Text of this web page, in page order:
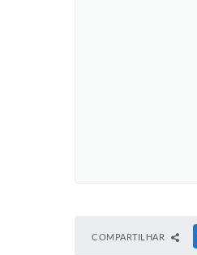
COMPARTILHAR